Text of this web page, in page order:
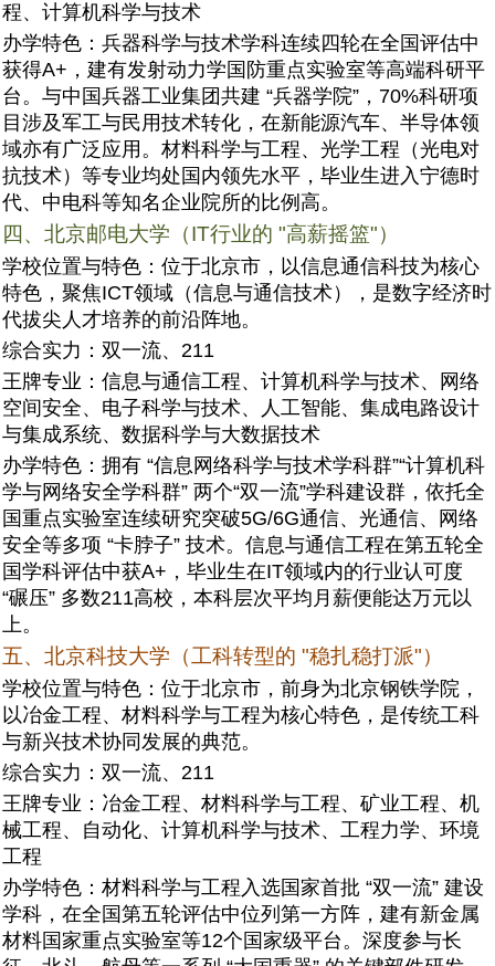
程、计算机科学与技术
办学特色：兵器科学与技术学科连续四轮在全国评估中
获得A+，建有发射动力学国防重点实验室等高端科研平
台。与中国兵器工业集团共建 “兵器学院”，70%科研项
目涉及军工与民用技术转化，在新能源汽车、半导体领
域亦有广泛应用。材料科学与工程、光学工程（光电对
抗技术）等专业均处国内领先水平，毕业生进入宁德时
代、中电科等知名企业院所的比例高。
四、北京邮电大学（IT行业的 "高薪摇篮"）
学校位置与特色：位于北京市，以信息通信科技为核心
特色，聚焦ICT领域（信息与通信技术），是数字经济时
代拔尖人才培养的前沿阵地。
综合实力：双一流、211
王牌专业：信息与通信工程、计算机科学与技术、网络
空间安全、电子科学与技术、人工智能、集成电路设计
与集成系统、数据科学与大数据技术
办学特色：拥有 “信息网络科学与技术学科群”“计算机科
学与网络安全学科群” 两个“双一流”学科建设群，依托全
国重点实验室连续研究突破5G/6G通信、光通信、网络
安全等多项 “卡脖子” 技术。信息与通信工程在第五轮全
国学科评估中获A+，毕业生在IT领域内的行业认可度
“碾压” 多数211高校，本科层次平均月薪便能达万元以
上。
五、北京科技大学（工科转型的 "稳扎稳打派"）
学校位置与特色：位于北京市，前身为北京钢铁学院，
以冶金工程、材料科学与工程为核心特色，是传统工科
与新兴技术协同发展的典范。
综合实力：双一流、211
王牌专业：冶金工程、材料科学与工程、矿业工程、机
械工程、自动化、计算机科学与技术、工程力学、环境
工程
办学特色：材料科学与工程入选国家首批 “双一流” 建设
学科，在全国第五轮评估中位列第一方阵，建有新金属
材料国家重点实验室等12个国家级平台。深度参与长